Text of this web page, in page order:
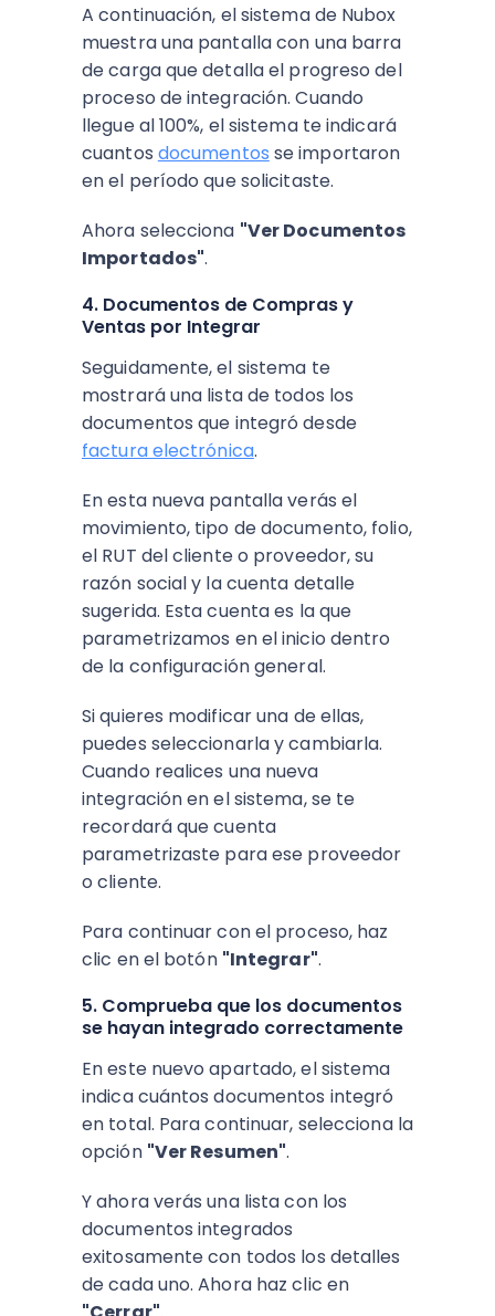
A continuación, el sistema de Nubox
muestra una pantalla con una barra
de carga que detalla el progreso del
proceso de integración. Cuando
llegue al 100%, el sistema te indicará
cuantos documentos se importaron
en el período que solicitaste.
Ahora selecciona "Ver Documentos
Importados".
4. Documentos de Compras y
Ventas por Integrar
Seguidamente, el sistema te
mostrará una lista de todos los
documentos que integró desde
factura electrónica.
En esta nueva pantalla verás el
movimiento, tipo de documento, folio,
el RUT del cliente o proveedor, su
razón social y la cuenta detalle
sugerida. Esta cuenta es la que
parametrizamos en el inicio dentro
de la configuración general.
Si quieres modificar una de ellas,
puedes seleccionarla y cambiarla.
Cuando realices una nueva
integración en el sistema, se te
recordará que cuenta
parametrizaste para ese proveedor
o cliente.
Para continuar con el proceso, haz
clic en el botón "Integrar".
5. Comprueba que los documentos
se hayan integrado correctamente
En este nuevo apartado, el sistema
indica cuántos documentos integró
en total. Para continuar, selecciona la
opción "Ver Resumen".
Y ahora verás una lista con los
documentos integrados
exitosamente con todos los detalles
de cada uno. Ahora haz clic en